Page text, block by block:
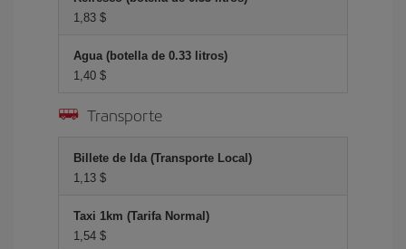
1,83 $
Agua (botella de 0.33 litros)
1,40 $
Transporte
Billete de Ida (Transporte Local)
1,13 $
Taxi 1km (Tarifa Normal)
1,54 $